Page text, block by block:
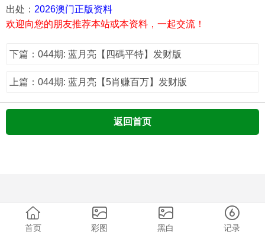
出处： 2026澳门正版资料
欢迎向您的朋友推荐本站或本资料，一起交流！
下篇：044期: 蓝月亮【四碼平特】发财版
上篇：044期: 蓝月亮【5肖赚百万】发财版
返回首页
首页 彩图 黑白 记录